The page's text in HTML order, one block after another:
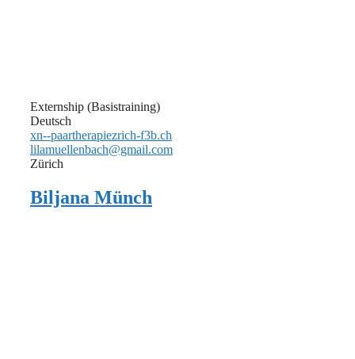
Externship (Basistraining)
Deutsch
xn--paartherapiezrich-f3b.ch
lilamuellenbach@gmail.com
Zürich
Biljana Münch